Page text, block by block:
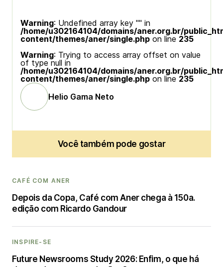
Warning: Undefined array key "" in
/home/u302164104/domains/aner.org.br/
content/themes/aner/single.php on line 235
Warning: Trying to access array offset on value
of type null in
/home/u302164104/domains/aner.org.br/
content/themes/aner/single.php on line 235
Helio Gama Neto
Você também pode gostar
CAFÉ COM ANER
Depois da Copa, Café com Aner chega à 150a.
edição com Ricardo Gandour
INSPIRE-SE
Future Newsrooms Study 2026: Enfim, o que há